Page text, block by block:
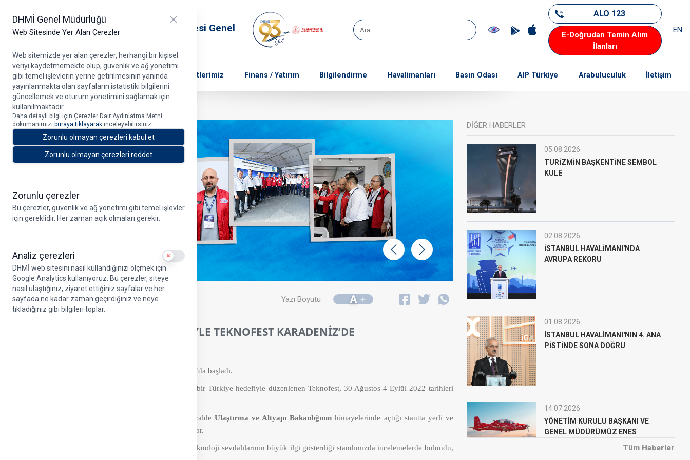
DHMİ Genel Müdürlüğü
Web Sitesinde Yer Alan Çerezler
Close panel
Web sitemizde yer alan çerezler, herhangi bir kişisel
veriyi kaydetmemekte olup, güvenlik ve ağ yönetimi
gibi temel işlevlerin yerine getirilmesinin yanında
yayınlanmakta olan sayfaların istatistiki bilgilerini
güncellemek ve oturum yönetimini sağlamak için
kullanılmaktadır.
Daha detaylı bilgi için Çerezler Dair Aydınlatma Metni
dokümanımızı buraya tıklayarak inceleyebilirsiniz.
Zorunlu olmayan çerezleri kabul et
Zorunlu olmayan çerezleri reddet
Zorunlu çerezler
Bu çerezler, güvenlik ve ağ yönetimi gibi temel işlevler
için gereklidir. Her zaman açık olmaları gerekir.
Analiz çerezleri Use setting
DHMİ web sitesini nasıl kullandığınızı ölçmek için
Google Analytics kullanıyoruz. Bu çerezler, siteye
nasıl ulaştığınız, ziyaret ettiğiniz sayfalar ve her
sayfada ne kadar zaman geçirdiğiniz ve neye
tıkladığınız gibi bilgileri toplar.
T.C. Ulaştırma ve Altyapı Bakanlığı
Devlet Hava Meydanları İşletmesi Genel
ALO 123
E-Doğrudan Temin Alım
İlanları
EN
DHMİ Hakkında Projelerimiz Ana Faaliyetlerimiz Finans / Yatırım Bilgilendirme Havalimanları Basın Odası AIP Türkiye Arabuluculuk İletişim
Geri İleri
30.08.2022 Yazı Boyutu A
DHMİ YERLİ VE MİLLÎ SİSTEMLERİYLE TEKNOFEST KARADENİZ’DE
Havacılık, uzay ve teknoloji festivali Teknofest, Samsun’da başladı.
Milli Teknoloji Hamlesi vizyonu ve teknoloji geliştiren bir Türkiye hedefiyle düzenlenen Teknofest, 30 Ağustos-4 Eylül 2022 tarihleri
DHMİ, teknoloji meraklılarını bir araya getirecek festivaldeUlaştırma ve Altyapı Bakanlığının himayelerinde açtığı stantta yerli ve
millî imkânlarla geliştirdiği proje ve sistemleri sergileniyor.
, teknoloji sevdalılarının büyük ilgi gösterdiği standımızda incelemelerde bulundu,
DİĞER HABERLER
05.08.2026
TURİZMİN BAŞKENTİNE SEMBOL
KULE
02.08.2026
İSTANBUL HAVALİMANI'NDA
AVRUPA REKORU
01.08.2026
İSTANBUL HAVALİMANI'NIN 4. ANA
PİSTİNDE SONA DOĞRU
14.07.2026
YÖNETİM KURULU BAŞKANI VE
GENEL MÜDÜRÜMÜZ ENES
ÇAKMAK’IN 15 TEMMUZ
Tüm Haberler